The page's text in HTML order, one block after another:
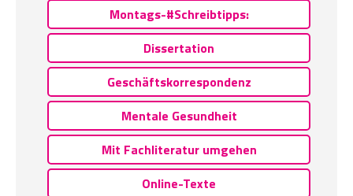
Montags-#Schreibtipps:
Dissertation
Geschäftskorrespondenz
Mentale Gesundheit
Mit Fachliteratur umgehen
Online-Texte